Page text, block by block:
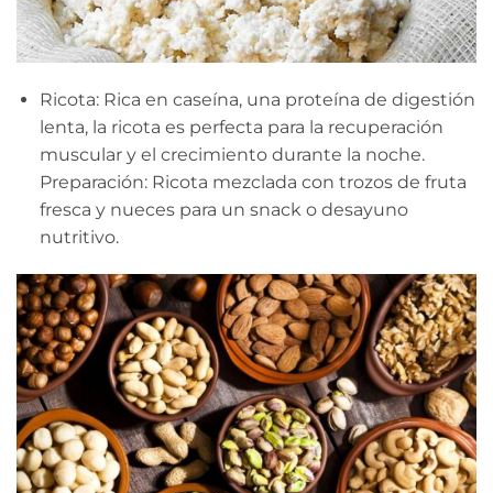
Ricota: Rica en caseína, una proteína de digestión
lenta, la ricota es perfecta para la recuperación
muscular y el crecimiento durante la noche.
Preparación: Ricota mezclada con trozos de fruta
fresca y nueces para un snack o desayuno
nutritivo.